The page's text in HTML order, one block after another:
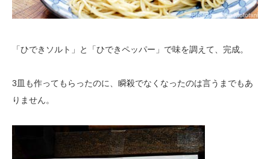
「ひできソルト」と「ひできペッパー」で味を調えて、完成。
3皿も作ってもらったのに、瞬殺でなくなったのは言うまでもあ
りません。